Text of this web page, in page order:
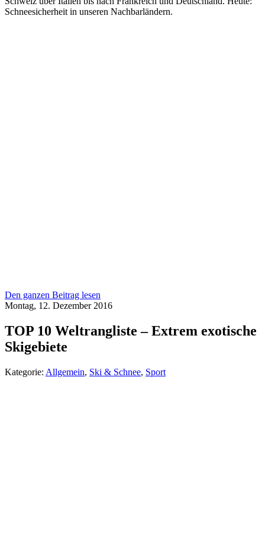
Schneesicherheit in unseren Nachbarländern.
Den ganzen Beitrag lesen
Montag, 12. Dezember 2016
TOP 10 Weltrangliste – Extrem exotische
Skigebiete
Kategorie: Allgemein, Ski & Schnee, Sport